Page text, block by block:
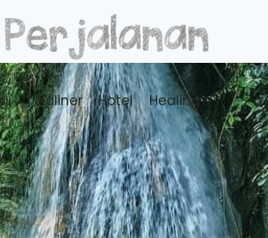
Kuliner Hotel Healing